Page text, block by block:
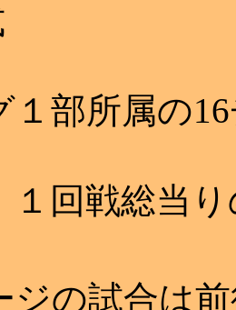
部所属の
回戦総当
の試合は前